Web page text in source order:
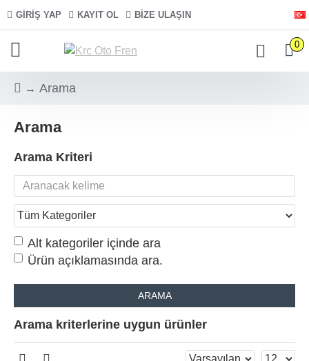
GIRIŞ YAP KAYIT OL BIZE ULAŞIN
0
Arama
Arama
Arama Kriteri
Alt kategoriler içinde ara
Ürün açıklamasında ara.
ARAMA
Arama kriterlerine uygun ürünler